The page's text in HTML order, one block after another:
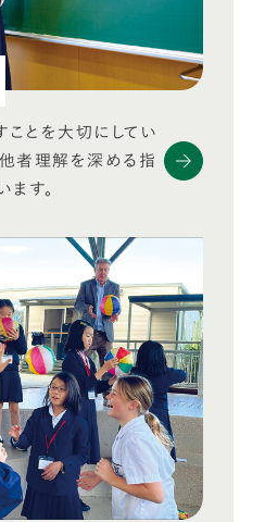
とを大切にしてい
者理解を深める指
す。